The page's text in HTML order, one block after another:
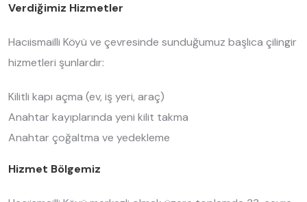
Verdiğimiz Hizmetler
Hacıismailli Köyü ve çevresinde sunduğumuz başlıca çilingir
hizmetleri şunlardır:
Kilitli kapı açma (ev, iş yeri, araç)
Anahtar kayıplarında yeni kilit takma
Anahtar çoğaltma ve yedekleme
Hizmet Bölgemiz